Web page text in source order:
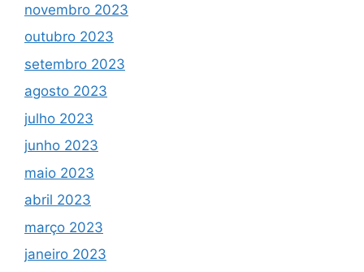
novembro 2023
outubro 2023
setembro 2023
agosto 2023
julho 2023
junho 2023
maio 2023
abril 2023
março 2023
janeiro 2023